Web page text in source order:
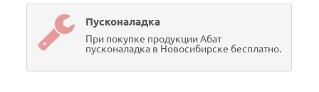
Пусконаладка
При покупке продукции Абат
пусконаладка в Новосибирске бесплатно.